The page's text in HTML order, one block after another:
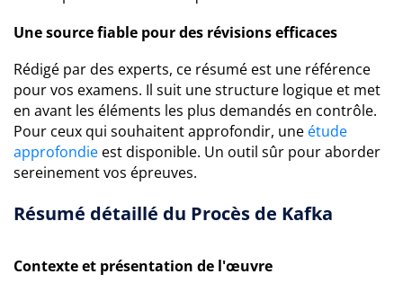
Une source fiable pour des révisions efficaces
Rédigé par des experts, ce résumé est une référence
pour vos examens. Il suit une structure logique et met
en avant les éléments les plus demandés en contrôle.
Pour ceux qui souhaitent approfondir, une étude
approfondie est disponible. Un outil sûr pour aborder
sereinement vos épreuves.
Résumé détaillé du Procès de Kafka
Contexte et présentation de l'œuvre